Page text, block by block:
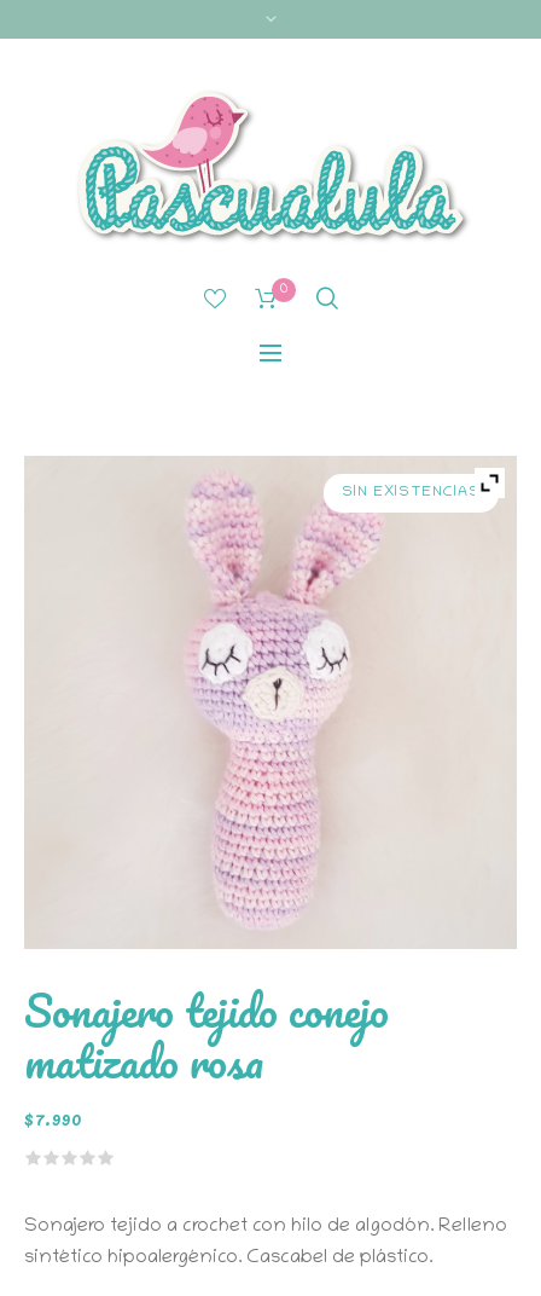
0
SIN EXISTENCIAS
Sonajero tejido conejo
matizado rosa
$7.990
Sonajero tejido a crochet con hilo de algodón. Relleno
sintético hipoalergénico. Cascabel de plástico.